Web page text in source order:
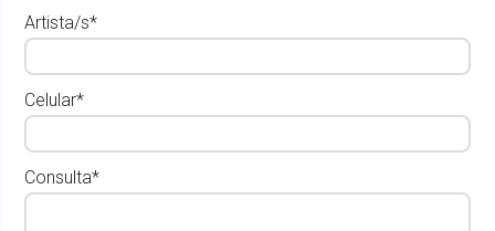
Artista/s*
Celular*
Consulta*